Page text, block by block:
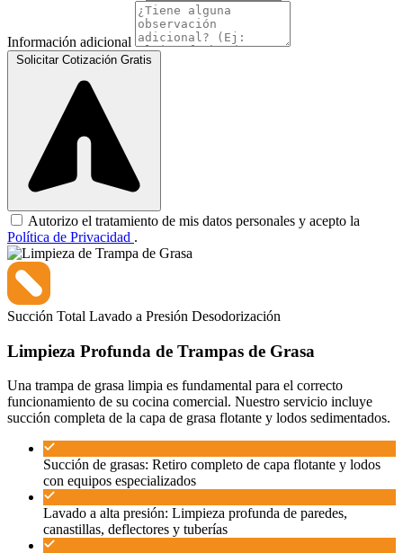
Información adicional
Solicitar Cotización Gratis
Autorizo el tratamiento de mis datos personales y acepto la
Política de Privacidad .
Succión Total Lavado a Presión Desodorización
Limpieza Profunda de Trampas de Grasa
Una trampa de grasa limpia es fundamental para el correcto
funcionamiento de su cocina comercial. Nuestro servicio incluye
succión completa de la capa de grasa flotante y lodos sedimentados.
Succión de grasas: Retiro completo de capa flotante y lodos
con equipos especializados
Lavado a alta presión: Limpieza profunda de paredes,
canastillas, deflectores y tuberías